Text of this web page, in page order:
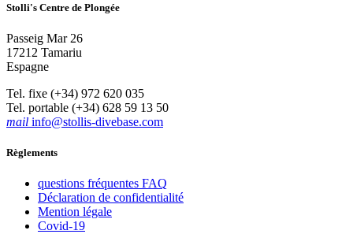
Stolli's Centre de Plongée
Passeig Mar 26
17212 Tamariu
Espagne
Tel. fixe (+34) 972 620 035
Tel. portable (+34) 628 59 13 50
mail info@stollis-divebase.com
Règlements
questions fréquentes FAQ
Déclaration de confidentialité
Mention légale
Covid-19